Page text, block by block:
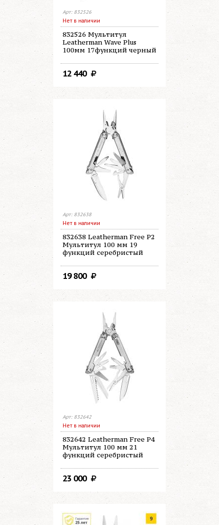
Арт: 832526
Нет в наличии
832526 Мультитул
Leatherman Wave Plus
100мм 17функций черный
12 440
Арт: 832638
Нет в наличии
832638 Leatherman Free P2
Мультитул 100 мм 19
функций серебристый
19 800
Арт: 832642
Нет в наличии
832642 Leatherman Free P4
Мультитул 100 мм 21
функций серебристый
23 000